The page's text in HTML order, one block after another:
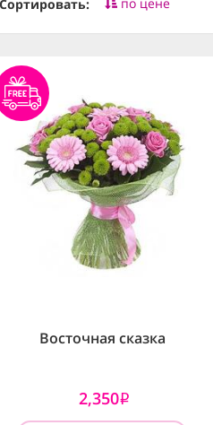
Сортировать:
Восточная сказка
2,350i